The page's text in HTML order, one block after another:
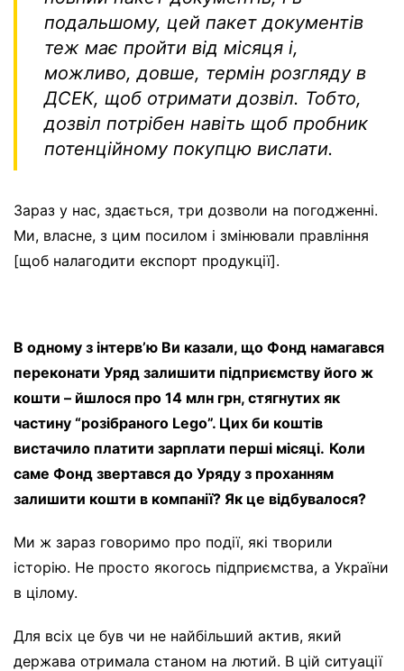
подальшому, цей пакет документів
теж має пройти від місяця і,
можливо, довше, термін розгляду в
ДСЕК, щоб отримати дозвіл. Тобто,
дозвіл потрібен навіть щоб пробник
потенційному покупцю вислати.
Зараз у нас, здається, три дозволи на погодженні.
Ми, власне, з цим посилом і змінювали правління
[щоб налагодити експорт продукції].
В одному з інтервʼю Ви казали, що Фонд намагався
переконати Уряд залишити підприємству його ж
кошти – йшлося про 14 млн грн, стягнутих як
частину “розібраного Lego”. Цих би коштів
вистачило платити зарплати перші місяці. Коли
саме Фонд звертався до Уряду з проханням
залишити кошти в компанії? Як це відбувалося?
Ми ж зараз говоримо про події, які творили
історію. Не просто якогось підприємства, а України
в цілому.
Для всіх це був чи не найбільший актив, який
держава отримала станом на лютий. В цій ситуації